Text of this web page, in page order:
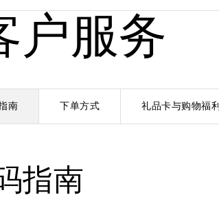
户服务
南 下单方式 礼品卡与购物福利
指南